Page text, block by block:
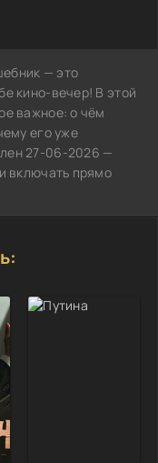
— это
кино-вечер! В этой
важное: о чём
его уже
27-06-2026 —
включать прямо